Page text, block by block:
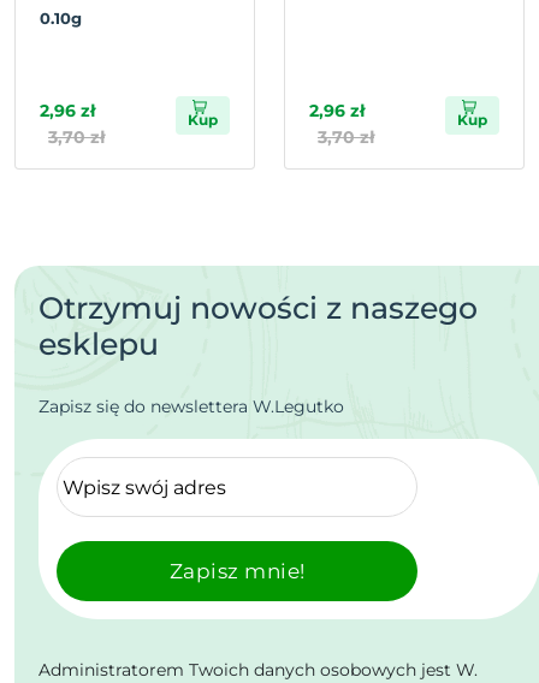
0.10g
2,96 zł
3,70 zł
Kup
2,96 zł
3,70 zł
Kup
Otrzymuj nowości z naszego
esklepu
Zapisz się do newslettera W.Legutko
Zapisz mnie!
Administratorem Twoich danych osobowych jest W.